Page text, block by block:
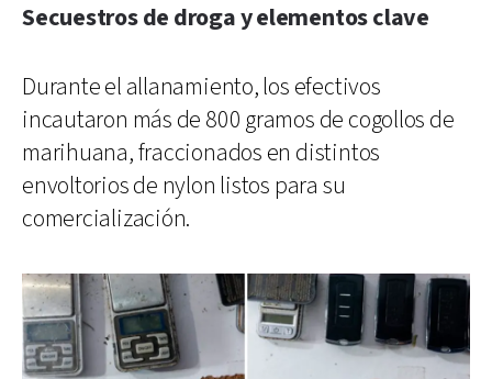
Secuestros de droga y elementos clave
Durante el allanamiento, los efectivos
incautaron más de 800 gramos de cogollos de
marihuana, fraccionados en distintos
envoltorios de nylon listos para su
comercialización.